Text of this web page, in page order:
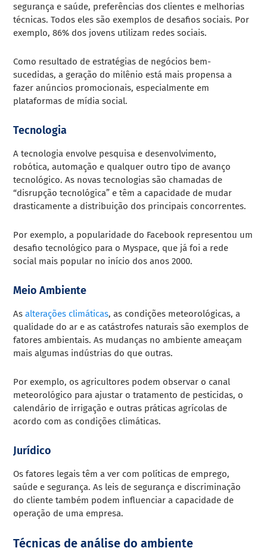
segurança e saúde, preferências dos clientes e melhorias
técnicas. Todos eles são exemplos de desafios sociais. Por
exemplo, 86% dos jovens utilizam redes sociais.
Como resultado de estratégias de negócios bem-
sucedidas, a geração do milênio está mais propensa a
fazer anúncios promocionais, especialmente em
plataformas de mídia social.
Tecnologia
A tecnologia envolve pesquisa e desenvolvimento,
robótica, automação e qualquer outro tipo de avanço
tecnológico. As novas tecnologias são chamadas de
“disrupção tecnológica” e têm a capacidade de mudar
drasticamente a distribuição dos principais concorrentes.
Por exemplo, a popularidade do Facebook representou um
desafio tecnológico para o Myspace, que já foi a rede
social mais popular no início dos anos 2000.
Meio Ambiente
Asalterações climáticas, as condições meteorológicas, a
qualidade do ar e as catástrofes naturais são exemplos de
fatores ambientais. As mudanças no ambiente ameaçam
mais algumas indústrias do que outras.
Por exemplo, os agricultores podem observar o canal
meteorológico para ajustar o tratamento de pesticidas, o
calendário de irrigação e outras práticas agrícolas de
acordo com as condições climáticas.
Jurídico
Os fatores legais têm a ver com políticas de emprego,
saúde e segurança. As leis de segurança e discriminação
do cliente também podem influenciar a capacidade de
operação de uma empresa.
Técnicas de análise do ambiente